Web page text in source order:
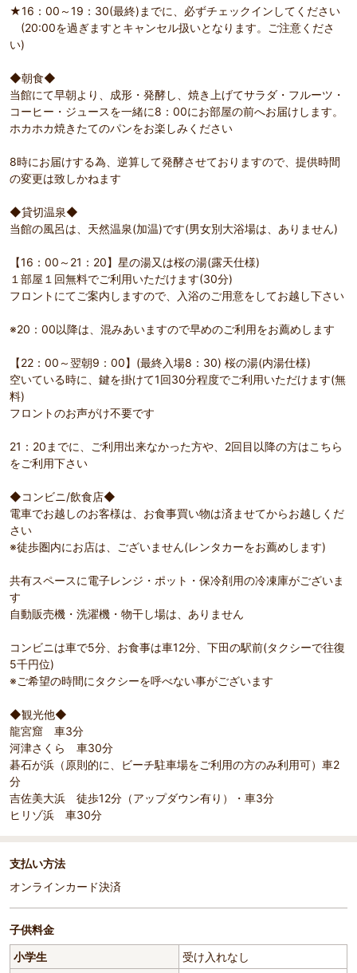
★16：00～19：30(最終)までに、必ずチェックインしてください
(20:00を過ぎますとキャンセル扱いとなります。ご注意くださ
い)
◆朝食◆
当館にて早朝より、成形・発酵し、焼き上げてサラダ・フルーツ・
コーヒー・ジュースを一緒に8：00にお部屋の前へお届けします。
ホカホカ焼きたてのパンをお楽しみください
8時にお届けする為、逆算して発酵させておりますので、提供時間
の変更は致しかねます
◆貸切温泉◆
当館の風呂は、天然温泉(加温)です(男女別大浴場は、ありません)
【16：00～21：20】星の湯又は桜の湯(露天仕様)
１部屋１回無料でご利用いただけます(30分)
フロントにてご案内しますので、入浴のご用意をしてお越し下さい
※20：00以降は、混みあいますので早めのご利用をお薦めします
【22：00～翌朝9：00】(最終入場8：30) 桜の湯(内湯仕様)
空いている時に、鍵を掛けて1回30分程度でご利用いただけます(無
料)
フロントのお声がけ不要です
21：20までに、ご利用出来なかった方や、2回目以降の方はこちら
をご利用下さい
◆コンビニ/飲食店◆
電車でお越しのお客様は、お食事買い物は済ませてからお越しくだ
さい
※徒歩圏内にお店は、ございません(レンタカーをお薦めします)
共有スペースに電子レンジ・ポット・保冷剤用の冷凍庫がございま
す
自動販売機・洗濯機・物干し場は、ありません
コンビニは車で5分、お食事は車12分、下田の駅前(タクシーで往復
5千円位)
※ご希望の時間にタクシーを呼べない事がございます
◆観光他◆
龍宮窟 車3分
河津さくら 車30分
碁石が浜（原則的に、ビーチ駐車場をご利用の方のみ利用可）車2
分
吉佐美大浜 徒歩12分（アップダウン有り）・車3分
ヒリゾ浜 車30分
支払い方法
オンラインカード決済
子供料金
小学生
受け入れなし